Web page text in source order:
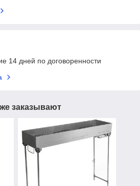
14 дней по договоренности
заказывают